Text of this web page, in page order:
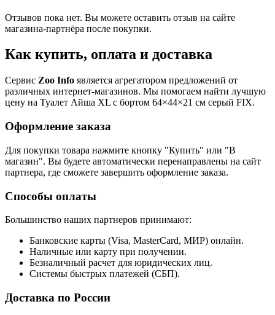
Отзывов пока нет. Вы можете оставить отзыв на сайте
магазина-партнёра после покупки.
Как купить, оплата и доставка
Сервис Zoo Info является агрегатором предложений от
различных интернет-магазинов. Мы помогаем найти лучшую
цену на Туалет Айша XL с бортом 64×44×21 см серый FIX.
Оформление заказа
Для покупки товара нажмите кнопку "Купить" или "В
магазин". Вы будете автоматически перенаправлены на сайт
партнера, где сможете завершить оформление заказа.
Способы оплаты
Большинство наших партнеров принимают:
Банковские карты (Visa, MasterCard, МИР) онлайн.
Наличные или карту при получении.
Безналичный расчет для юридических лиц.
Системы быстрых платежей (СБП).
Доставка по России